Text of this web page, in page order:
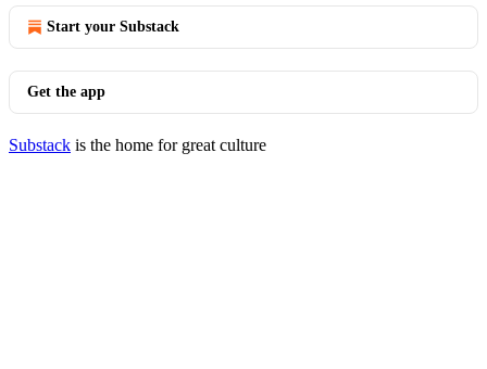
Start your Substack
Get the app
Substack is the home for great culture